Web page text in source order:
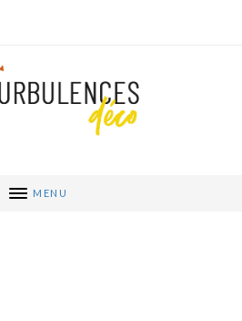
MENU